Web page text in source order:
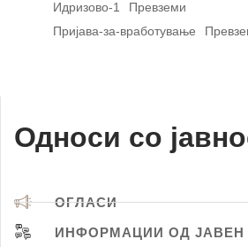
Идризово-1
Превземи
Пријава-за-вработување
Односи со
ОГЛАСИ
ИНФОРМАЦИИ ОД ЈАВЕН